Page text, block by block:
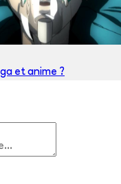
et anime ?